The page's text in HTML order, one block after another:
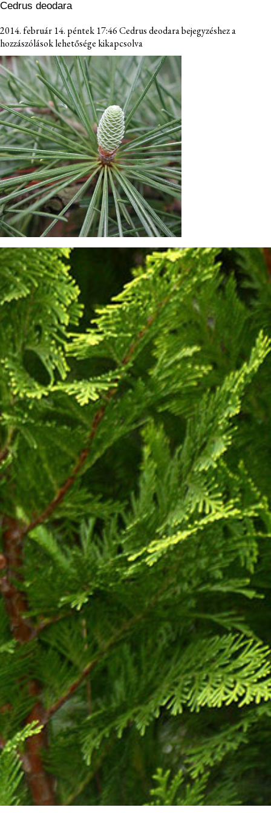
Cedrus deodara
2014. február 14. péntek 17:46Cedrus deodara bejegyzésheza
hozzászólások lehetősége kikapcsolva
TÖLÖSKERT
NÖVÉNYEINK
ELÉRHETŐSÉG
FIATAL GAZDA
ÜGYFÉLKAPU